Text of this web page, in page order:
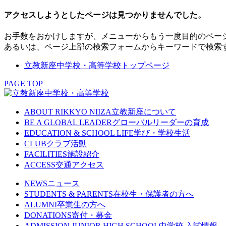
アクセスしようとしたページは見つかりませんでした。
お手数をおかけしますが、メニューからもう一度目的のペー
あるいは、ページ上部の検索フォームからキーワードで検索
立教新座中学校・高等学校トップページ
PAGE TOP
ABOUT RIKKYO NIIZA立教新座について
BE A GLOBAL LEADERグローバルリーダーの育成
EDUCATION & SCHOOL LIFE学び・学校生活
CLUBクラブ活動
FACILITIES施設紹介
ACCESS交通アクセス
NEWSニュース
STUDENTS & PARENTS在校生・保護者の方へ
ALUMNI卒業生の方へ
DONATIONS寄付・募金